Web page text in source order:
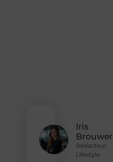
Iris
Brouwer
Redacteur
Lifestyle